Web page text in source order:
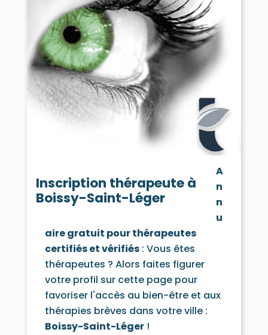
Le Plessis-Trévise 94420
L'Haÿ-les-Roses 94240
Limeil-Brévannes 94450
Maisons-Alfort 94700
Mandres-les-Roses 94520
Marolles-en-Brie 94440
Nogent-sur-Marne 94130
Noiseau 94880
Orly 94310
Ormesson-sur-Marne 94490
Périgny 94520
Rungis 94150
Saint-Mandé 94160
Saint-Maur-des-Fossés 94100
Sucy-en-Brie 94370
Thiais 94320
Valenton 94460
Villecresnes 94440
Villejuif 94800
Villeneuve-le-Roi 94290
Vincennes 94300
Vitry-sur-Seine 94400
Inscription thérapeute à
Boissy-Saint-Léger
A
n
n
u
aire gratuit pour thérapeutes
certifiés et vérifiés: Vous êtes
thérapeutes ? Alors faites figurer
votre profil sur cette page pour
favoriser l'accès au bien-être et aux
thérapies brèves dans votre ville :
Boissy-Saint-Léger!